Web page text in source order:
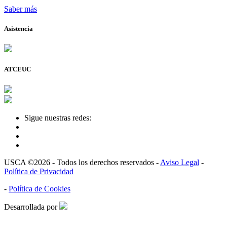
Saber más
Asistencia
ATCEUC
Sigue nuestras redes:
USCA ©2026 - Todos los derechos reservados - Aviso Legal -
Política de Privacidad
- Política de Cookies
Desarrollada por